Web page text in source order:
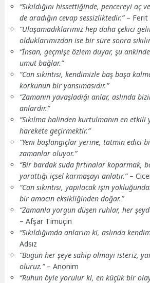
“Sıkıldığını hissettiğinde, pencereyi aç
de aradığın cevap sessizliktedir.”– Ferit
“Ulaşamadıklarımız hep daha çekici
olduklarımızdan ise bir süre sonra
“İnsan, geçmişe özlem duyar, şu
umut bağlar.”
“Can sıkıntısı, kendimizle baş başa
korkunun bir yansımasıdır.”
“Zamanın yavaşladığı anlar, aslında
anlardır.”
“Sıkılma halinden kurtulmanın en
harekete geçirmektir.”
“Yeni başlangıçlar yerine, tatmin edici
zamanlar oluyor.”
“Bir bardak suda fırtınalar koparmak,
yarattığı içsel karmaşayı anlatır.”–
“Can sıkıntısı, yapılacak işin
bir amacın eksikliğinden doğar.”
“Zamanla yorgun düşen ruhlar, her
– Afşar Timuçin
“Sıkıldığımda anlarım ki, aslında
Adsız
“Bugün her şeye sahip olmayı isteriz,
oluruz.”– Anonim
“Ruhun öyle yorulur ki, en küçük bir